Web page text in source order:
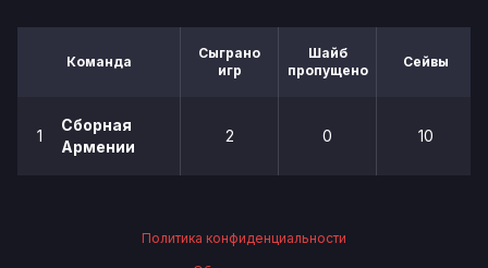
Команда
Сыграно
игр
Шайб
пропущено
Сейвы
1
Сборная
Армении
2 0 10
Политика конфиденциальности